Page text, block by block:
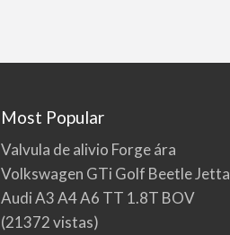
Most Popular
Valvula de alivio Forge ára
Volkswagen GTi Golf Beetle Jetta
Audi A3 A4 A6 TT 1.8T BOV
(21372 vistas)